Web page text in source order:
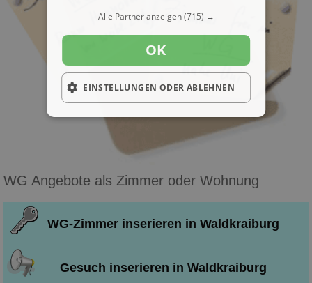
WG Angebote als Zimmer oder Wohnung
WG-Zimmer inserieren in Waldkraiburg
Gesuch inserieren in Waldkraiburg
Alle Partner anzeigen(715) →
OK
EINSTELLUNGEN ODER ABLEHNEN